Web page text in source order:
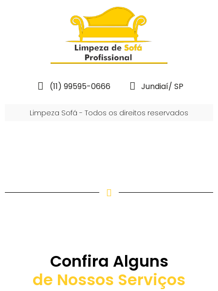
(11) 99595-0666 Jundiaí/ SP
Limpeza Sofá - Todos os direitos reservados
Confira Alguns
de Nossos Serviços